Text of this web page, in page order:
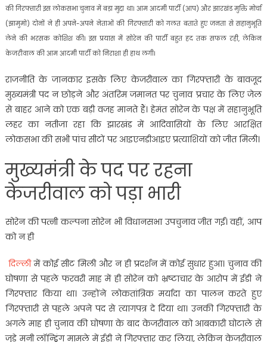
की गिरफ्तारी इस लोकसभा चुनाव में बड़ा मुद्दा था। आम आदमी पार्टी (आप) और झारखंड मुक्ति मोर्चा
(झामुमो) दोनों ने ही अपने-अपने नेताओं की गिरफ्तारी को गलत बताते हुए जनता से सहानुभूति
लेने की भरसक कोशिश की। इस प्रयास में सोरेन की पार्टी बहुत हद तक सफल रही, लेकिन
केजरीवाल की आम आदमी पार्टी को निराशा ही हाथ लगी।
राजनीति के जानकार इसके लिए केजरीवाल का गिरफ्तारी के बावजूद
मुख्यमंत्री पद न छोड़ने और अंतरिम जमानत पर चुनाव प्रचार के लिए जेल
से बाहर आने को एक बड़ी वजह मानते हैं। हेमंत सोरेन के पक्ष में सहानुभूति
लहर का नतीजा रहा कि झारखंड में आदिवासियों के लिए आरक्षित
लोकसभा की सभी पांच सीटों पर आइएनडीआइए प्रत्याशियों को जीत मिली।
मुख्यमंत्री के पद पर रहना
केजरीवाल को पड़ा भारी
सोरेन की पत्नी कल्पना सोरेन भी विधानसभा उपचुनाव जीत गईं। वहीं, आप
को न ही
दिल्लीमें कोई सीट मिली और न ही प्रदर्शन में कोई सुधार हुआ। चुनाव की
घोषणा से पहले फरवरी माह में ही सोरेन को भ्रष्टाचार के आरोप में ईडी ने
गिरफ्तार किया था। उन्होंने लोकतांत्रिक मर्यादा का पालन करते हुए
गिरफ्तारी से पहले अपने पद से त्यागपत्र दे दिया था। उनकी गिरफ्तारी के
अगले माह ही चुनाव की घोषणा के बाद केजरीवाल को आबकारी घोटाले से
जुड़े मनी लॉन्ड्रिंग मामले में ईडी ने गिरफ्तार कर लिया, लेकिन केजरीवाल